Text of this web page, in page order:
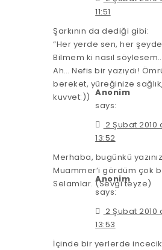
11:51
Şarkının da dediği gibi:
“Her yerde sen, her
Bilmem ki nasıl
Ah… Nefis bir yazıydı!
bereket, yüreğinize
kuvvet:)) Anonim
says:
2 Şubat 2010
13:52
Merhaba, bugünkü
Muammer’i gördüm çok
Selamlar. (Sevgi teyze)
Anonim
says:
2 Şubat 2010
13:53
İçinde bir yerlerde incecik